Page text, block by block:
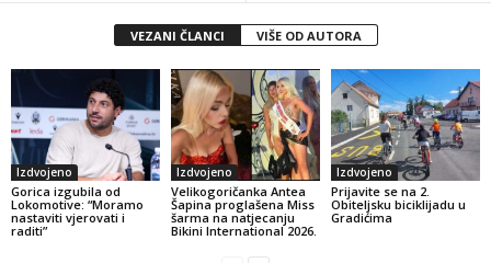
VEZANI ČLANCI VIŠE OD AUTORA
Izdvojeno
Gorica izgubila od
Lokomotive: “Moramo
nastaviti vjerovati i
raditi”
Izdvojeno
Velikogoričanka Antea
Šapina proglašena Miss
šarma na natjecanju
Bikini International 2026.
Izdvojeno
Prijavite se na 2.
Obiteljsku biciklijadu u
Gradićima